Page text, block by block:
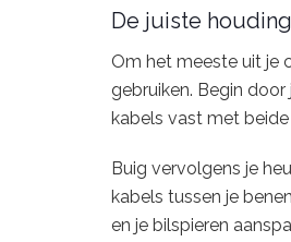
De juiste
Om het meeste uit je
gebruiken. Begin
kabels vast met
Buig vervolgens je
kabels tussen je
en je bilspieren